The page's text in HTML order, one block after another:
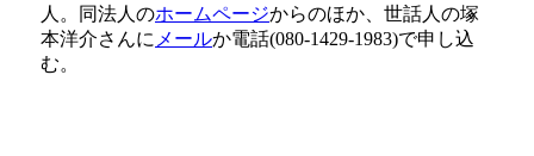
人。同法人のホームページからのほか、世話人の塚
本洋介さんに メールか電話(080-1429-1983)で申し込
む。